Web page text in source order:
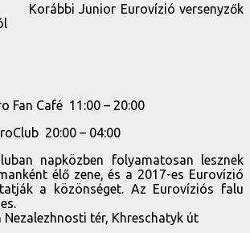
Junior Eurovízió versenyzők
Fan Café 11:00 – 20:00
20:00 – 04:00
napközben folyamatosan lesznek
élő zene, és a 2017-es Eurovízió
a közönséget. Az Eurovíziós falu
Nezalezhnosti tér, Khreschatyk út